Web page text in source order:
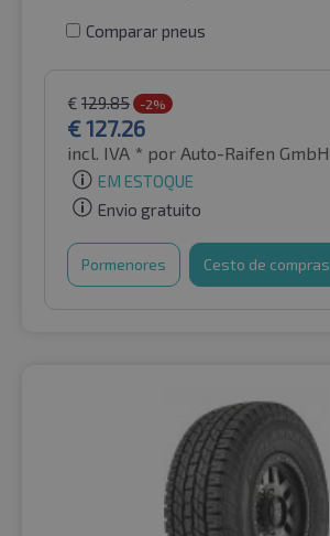
Comparar pneus
€ 129.85 -2%
€127.26
incl. IVA * por Auto-Raifen GmbH
EM ESTOQUE
Envio gratuito
Pormenores Cesto de compras